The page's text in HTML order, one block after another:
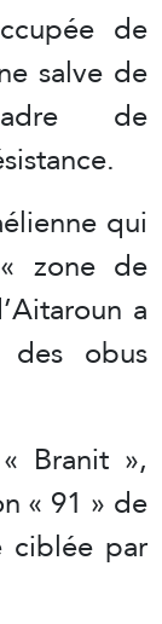
de
salve de
de
qui
zone de
a
obus
Branit »,
« 91 » de
ciblée par